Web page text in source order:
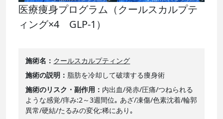
医療痩身プログラム（クールスカルプテ
ィング×4 GLP-1）
施術名
クールスカルプティング
施術の説明
脂肪を冷却して破壊する痩身術
施術のリスク・副作用
内出血/発赤/圧痛/つねられる
ような感覚/痒み:2～3週間位｡ あざ/凍傷/色素沈着/輪郭
異常/硬結/たるみの変化:稀にあり｡